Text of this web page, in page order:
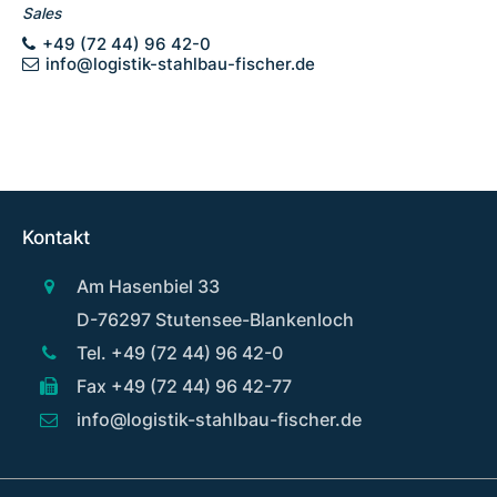
Sales
+49 (72 44) 96 42-0
info@logistik-stahlbau-fischer.de
Kontakt
Am Hasenbiel 33
D-76297 Stutensee-Blankenloch
Tel. +49 (72 44) 96 42-0
Fax +49 (72 44) 96 42-77
info@logistik-stahlbau-fischer.de